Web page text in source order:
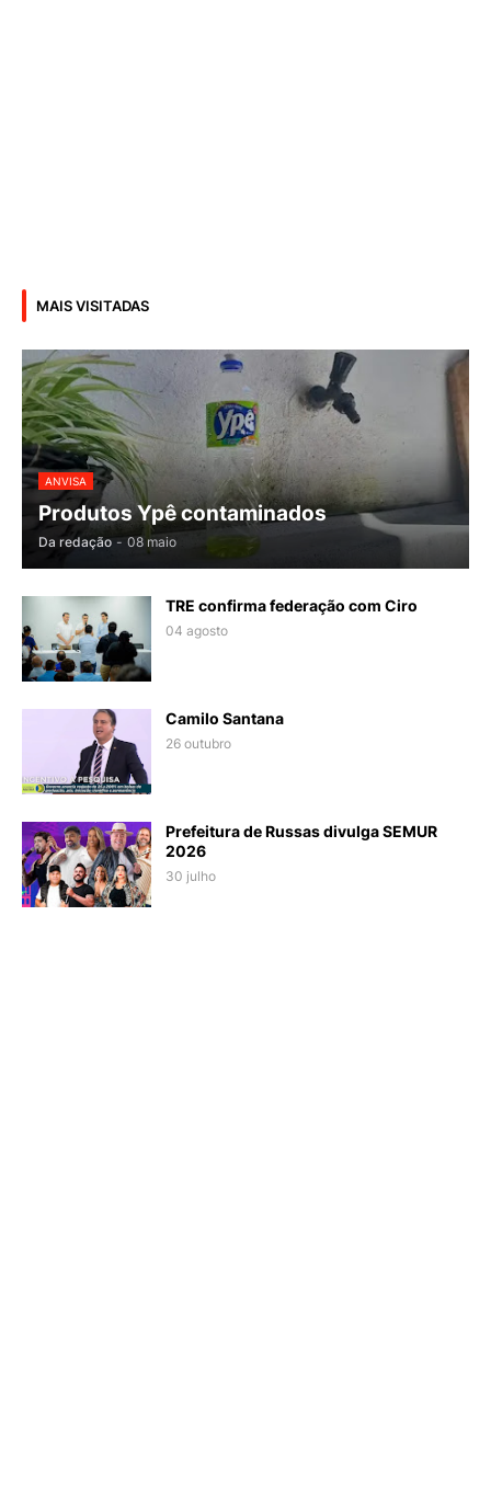
MAIS VISITADAS
ANVISA
Produtos Ypê contaminados
Da redação - 08 maio
TRE confirma federação com Ciro
04 agosto
Camilo Santana
26 outubro
Prefeitura de Russas divulga SEMUR
2026
30 julho